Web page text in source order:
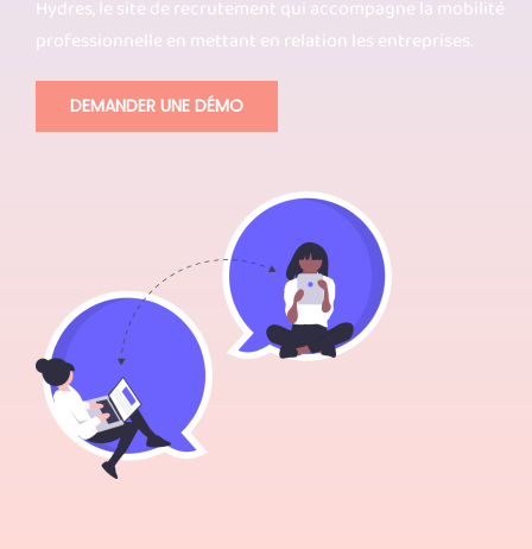
Hydres, le site de recrutement qui accompagne la mobilité
professionnelle en mettant en relation les entreprises.
DEMANDER UNE DÉMO